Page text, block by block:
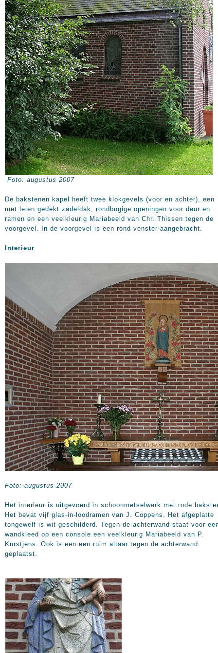
Foto: augustus 2007
De bakstenen kapel heeft twee klokgevels (voor en achter), een
met leien gedekt zadeldak, rondbogige openingen voor deur en
ramen en een veelkleurig Mariabeeld van Chr. Thissen tegen de
voorgevel. In de voorgevel is een rond venster aangebracht.
Interieur
Foto: augustus 2007
Het interieur is uitgevoerd in schoonmetselwerk met rode
Het bevat vijf glas-in-loodramen van J. Coppens. Het afgeplatte
tongewelf is wit geschilderd. Tegen de achterwand staat voor
wandkleed op een console een veelkleurig Mariabeeld van P.
Kurstjens. Ook is een een ruim altaar tegen de achterwand
geplaatst.